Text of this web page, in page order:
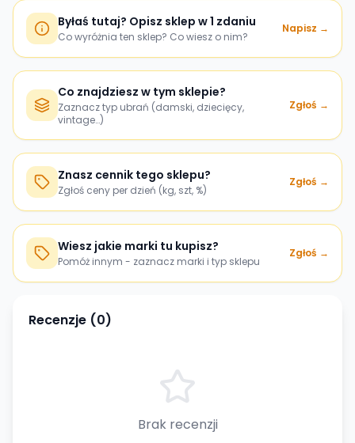
Byłaś tutaj? Opisz sklep w 1 zdaniu
Co wyróżnia ten sklep? Co wiesz o nim?
Napisz →
Co znajdziesz w tym sklepie?
Zaznacz typ ubrań (damski, dziecięcy,
vintage…)
Zgłoś →
Znasz cennik tego sklepu?
Zgłoś ceny per dzień (kg, szt, %)
Zgłoś →
Wiesz jakie marki tu kupisz?
Pomóż innym - zaznacz marki i typ sklepu
Zgłoś →
Recenzje (0)
Brak recenzji